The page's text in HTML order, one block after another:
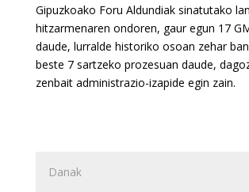
Gipuzkoako Foru Aldundiak sinatutako
hitzarmenaren ondoren, gaur egun 17
daude, lurralde historiko osoan zehar
beste 7 sartzeko prozesuan daude,
zenbait administrazio-izapide egin zain.